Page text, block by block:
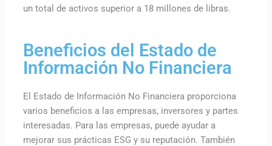
un total de activos superior a 18 millones de libras.
Beneficios del Estado de
Información No Financiera
El Estado de Información No Financiera proporciona
varios beneficios a las empresas, inversores y partes
interesadas. Para las empresas, puede ayudar a
mejorar sus prácticas ESG y su reputación. También